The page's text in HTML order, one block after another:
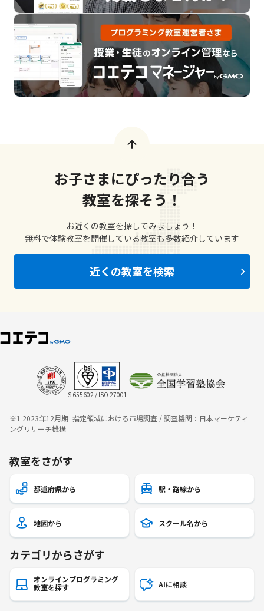
お子さまにぴったり合う
教室を探そう！
お近くの教室を探してみましょう！
無料で体験教室を開催している教室も多数紹介しています
近くの教室を検索
IS 655602 / ISO 27001
※1 2023年12月期_指定領域における市場調査 / 調査機関：日本マーケティ
ングリサーチ機構
教室をさがす
都道府県から 駅・路線から
地図から スクール名から
カテゴリからさがす
オンラインプログラミング
教室を探す
AIに相談